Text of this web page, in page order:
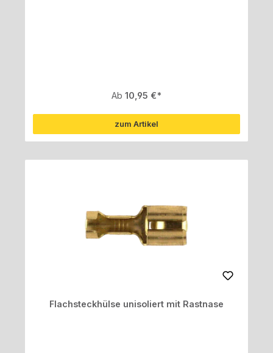
Regulärer Preis:
Ab 10,95 €
zum Artikel
Flachsteckhülse unisoliert mit Rastnase